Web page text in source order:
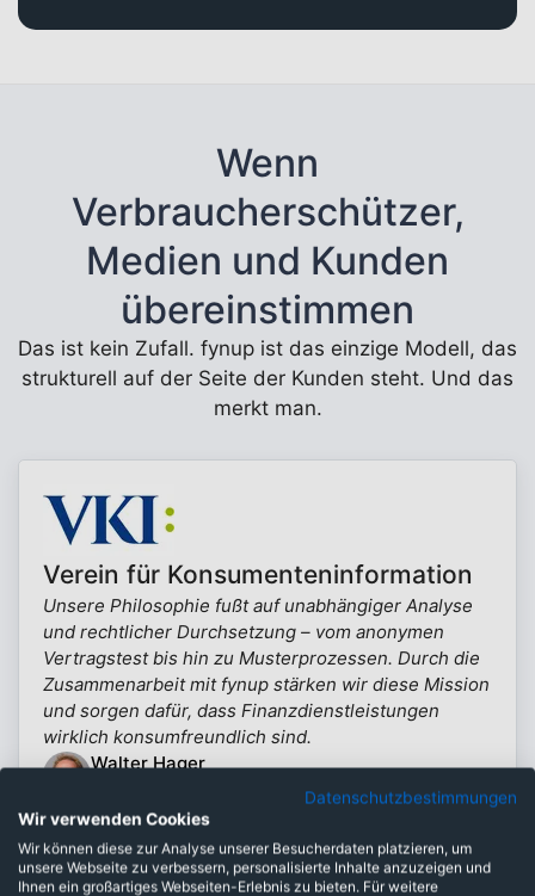
Wenn
Verbraucherschützer,
Medien und Kunden
übereinstimmen
Das ist kein Zufall. fynup ist das einzige Modell, das
strukturell auf der Seite der Kunden steht. Und das
merkt man.
Verein für Konsumenteninformation
Unsere Philosophie fußt auf unabhängiger Analyse
und rechtlicher Durchsetzung – vom anonymen
Vertragstest bis hin zu Musterprozessen. Durch die
Zusammenarbeit mit fynup stärken wir diese Mission
und sorgen dafür, dass Finanzdienstleistungen
wirklich konsumfreundlich sind.
Walter Hager
Experte Finanzdienstleistungen (VKI)
Mehr erfahren
Datenschutzbestimmungen
Wir verwenden Cookies
Wir können diese zur Analyse unserer Besucherdaten platzieren, um
unsere Webseite zu verbessern, personalisierte Inhalte anzuzeigen und
Ihnen ein großartiges Webseiten-Erlebnis zu bieten. Für weitere